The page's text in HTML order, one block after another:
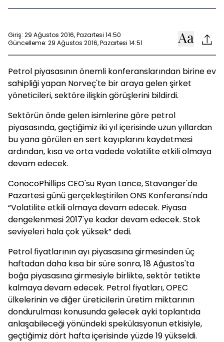
Giriş: 29 Ağustos 2016, Pazartesi 14:50
Güncelleme: 29 Ağustos 2016, Pazartesi 14:51
Petrol piyasasının önemli konferanslarından birine ev
sahipliği yapan Norveç'te bir araya gelen şirket
yöneticileri, sektöre ilişkin görüşlerini bildirdi.
Sektörün önde gelen isimlerine göre petrol
piyasasında, geçtiğimiz iki yıl içerisinde uzun yıllardan
bu yana görülen en sert kayıplarını kaydetmesi
ardından, kısa ve orta vadede volatilite etkili olmaya
devam edecek.
ConocoPhillips CEO'su Ryan Lance, Stavanger'de
Pazartesi günü gerçekleştirilen ONS Konferansı'nda
“Volatilite etkili olmaya devam edecek. Piyasa
dengelenmesi 2017'ye kadar devam edecek. Stok
seviyeleri hala çok yüksek” dedi.
Petrol fiyatlarının ayı piyasasına girmesinden üç
haftadan daha kısa bir süre sonra, 18 Ağustos'ta
boğa piyasasına girmesiyle birlikte, sektör tetikte
kalmaya devam edecek. Petrol fiyatları, OPEC
ülkelerinin ve diğer üreticilerin üretim miktarının
dondurulması konusunda gelecek ayki toplantıda
anlaşabileceği yönündeki spekülasyonun etkisiyle,
geçtiğimiz dört hafta içerisinde yüzde 19 yükseldi.